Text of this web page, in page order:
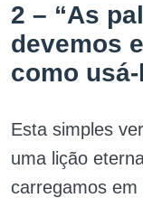
2 – “As
devemos
como usá-
Esta simples
uma lição
carregamos em